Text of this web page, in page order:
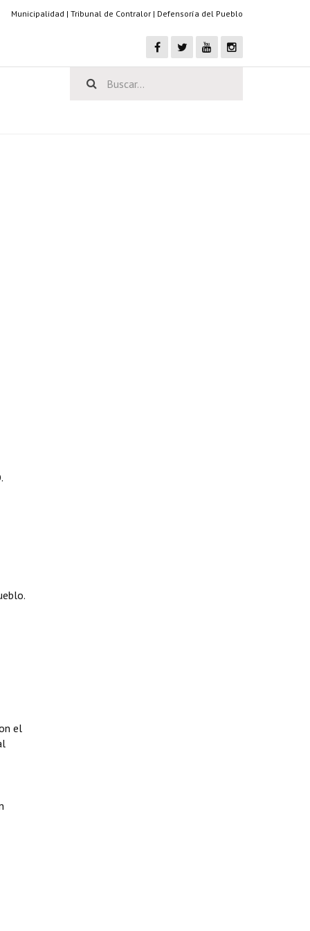
Municipalidad | Tribunal de Contralor | Defensoría del Pueblo
el